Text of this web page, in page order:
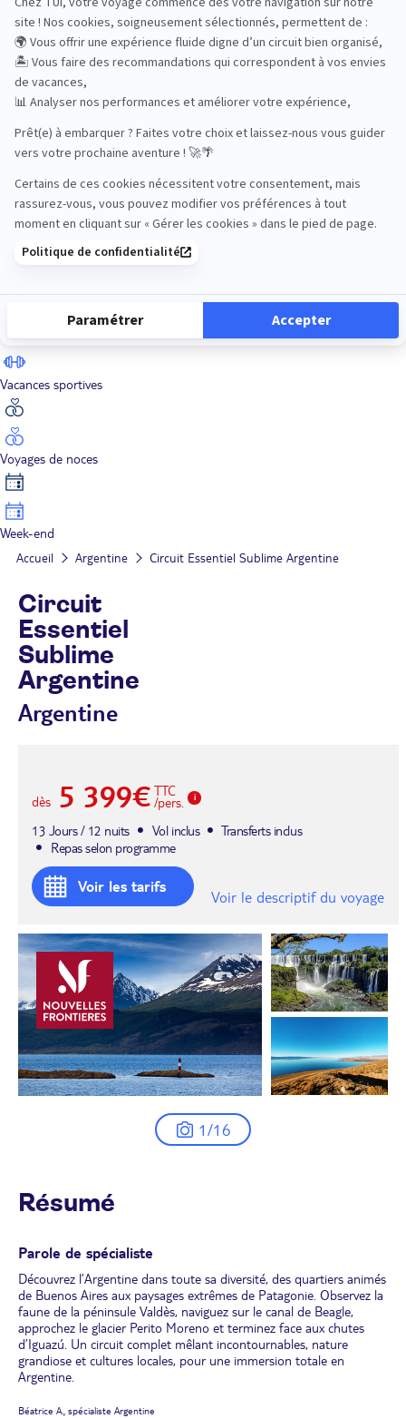
Road Trips
Safari
Sénior
Vacances sportives
Voyages de noces
Week-end
Accueil Argentine Circuit Essentiel Sublime Argentine
Circuit
Essentiel
Sublime
Argentine
Argentine
dès 5 399€ TTC
/pers.
13 Jours / 12 nuits
Vol inclus
Transferts inclus
Repas selon programme
Voir les tarifs
Voir le descriptif du voyage
1/16
Résumé
Parole de spécialiste
Découvrez l’Argentine dans toute sa diversité, des quartiers animés
de Buenos Aires aux paysages extrêmes de Patagonie. Observez la
faune de la péninsule Valdès, naviguez sur le canal de Beagle,
approchez le glacier Perito Moreno et terminez face aux chutes
d’Iguazú. Un circuit complet mêlant incontournables, nature
grandiose et cultures locales, pour une immersion totale en
Argentine.
Béatrice A., spécialiste Argentine